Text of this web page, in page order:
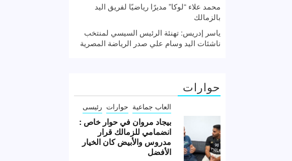
محمد علاء “لوكا” مديرًا رياضيًا لفريق اليد
بالزمالك
ياسر إدريس: تهنئة الرئيس السيسي لمنتخب
ناشئات اليد وسام علي صدر الرياضة المصرية
حوارات
العاب جماعية حوارات رئيسى
بيجاد مروان في حوار خاص :
انضمامي للزمالك قرار
مدروس والأبيض كان الخيار
الأفضل